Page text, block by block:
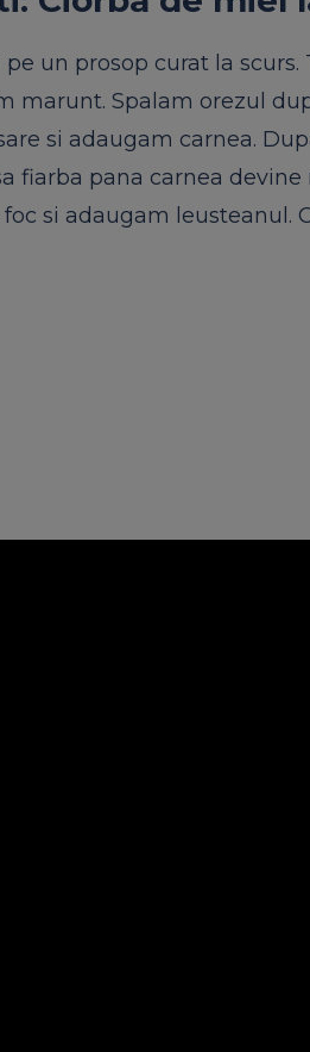
un prosop curat la scurs.
Spalam orezul
si adaugam carnea.
pana carnea devine
si adaugam leusteanul.